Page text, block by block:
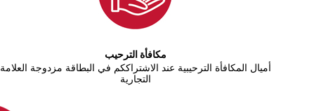
مكافأة الترحيب
أميال المكافأة الترحيبية عند الاشتراككم في البطاقة مزدوجة العلامة
التجارية